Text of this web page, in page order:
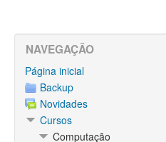
NAVEGAÇÃO
Página inicial
Backup
Novidades
Cursos
Computação